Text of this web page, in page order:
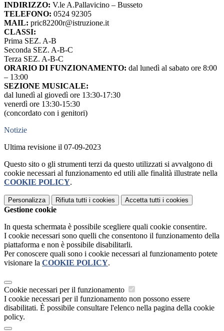
INDIRIZZO: V.le A.Pallavicino – Busseto
TELEFONO: 0524 92305
MAIL: pric82200r@istruzione.it
CLASSI:
Prima SEZ. A-B
Seconda SEZ. A-B-C
Terza SEZ. A-B-C
ORARIO DI FUNZIONAMENTO: dal lunedì al sabato ore 8:00
– 13:00
SEZIONE MUSICALE:
dal lunedì al giovedì ore 13:30-17:30
venerdì ore 13:30-15:30
(concordato con i genitori)
Notizie
Ultima revisione il 07-09-2023
Questo sito o gli strumenti terzi da questo utilizzati si avvalgono di
cookie necessari al funzionamento ed utili alle finalità illustrate nella
COOKIE POLICY.
Personalizza Rifiuta tutti i cookies Accetta tutti i cookies
Gestione cookie
In questa schermata è possibile scegliere quali cookie consentire.
I cookie necessari sono quelli che consentono il funzionamento della
piattaforma e non è possibile disabilitarli.
Per conoscere quali sono i cookie necessari al funzionamento potete
visionare la COOKIE POLICY.
Cookie necessari per il funzionamento
I cookie necessari per il funzionamento non possono essere
disabilitati. È possibile consultare l'elenco nella pagina della cookie
policy.